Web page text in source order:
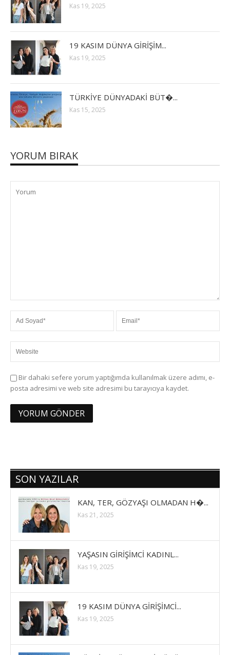
Kas 19, 2025
19 KASIM DÜNYA GİRİŞİM...
Kas 19, 2025
TÜRKİYE DÜNYADAKİ BÜT�...
Kas 15, 2025
YORUM BIRAK
Bir dahaki sefere yorum yaptığımda kullanılmak üzere adımı, e-
posta adresimi ve web site adresimi bu tarayıcıya kaydet.
SON YAZILAR
KAN, TER, GÖZYAŞI OLMADAN H�...
Kas 21, 2025
YAŞASIN GİRİŞİMCİ KADINL...
Kas 19, 2025
19 KASIM DÜNYA GİRİŞİMCİ...
Kas 19, 2025